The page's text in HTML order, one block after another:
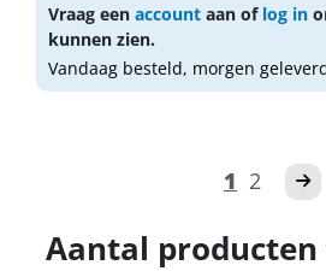
Vraag een account aan of log in
kunnen zien.
Vandaag besteld, morgen
1 2
Aantal